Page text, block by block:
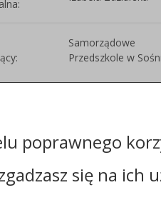
Samorządowe
Przedszkole w
poprawnego
się na ich